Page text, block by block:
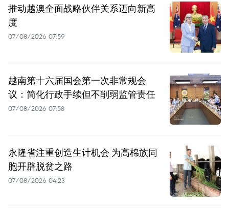
推动越澳全面战略伙伴关系迈向新高
度
07/08/2026 07:59
越南第十六届国会第一次非常规会
议：简化行政手续但不削弱监管责任
07/08/2026 07:58
永隆省注重创造生计机会 为高棉族同
胞开辟脱贫之路
07/08/2026 04:23